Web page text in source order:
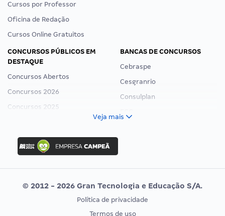
Cursos por Professor
Oficina de Redação
Cursos Online Gratuitos
CONCURSOS PÚBLICOS EM
DESTAQUE
Concursos Abertos
Concursos 2026
Concursos 2025
Concurso Ibama
Concurso MPU
Editais publicados
BANCAS DE CONCURSOS
Cebraspe
Cesgranrio
Consulplan
Vunesp
CONCURSOS POR PROFISSÃO
EXAME DE ORDEM
Veja mais
© 2012 - 2026 Gran Tecnologia e Educação S/A.
Política de privacidade
Termos de uso